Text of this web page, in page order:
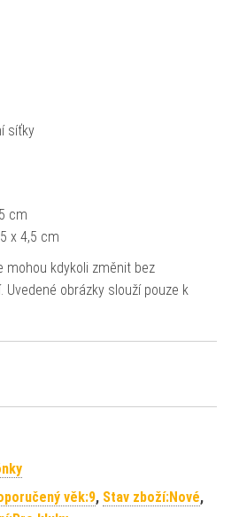
síťky
cm
x 4,5 cm
mohou kdykoli změnit bez
Uvedené obrázky slouží pouze k
věk:9, Stav zboží:Nové,